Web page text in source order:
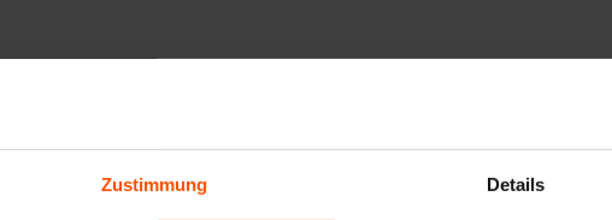
Zustimmung Details